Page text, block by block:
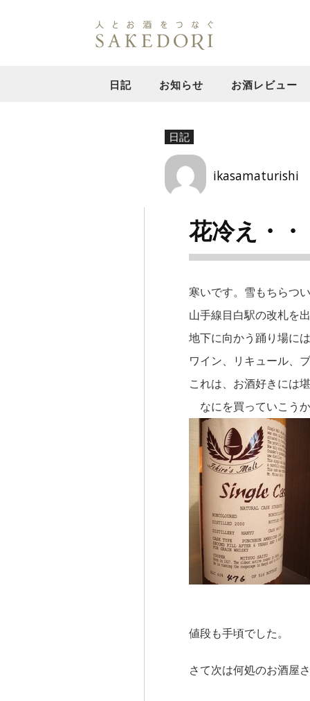
日記 お知らせ お酒レビュー
日記
ikasamaturishi
花冷え・
寒いです。雪もちらつ
山手線目白駅の改札を
地下に向かう踊り場に
ワイン、リキュール、
これは、お酒好きには
なにを買っていこう
値段も手頃でした。
さて次は何処のお酒屋